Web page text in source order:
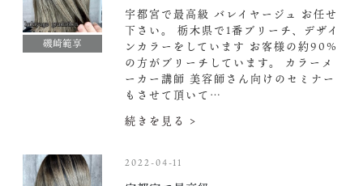
磯崎範享
宇都宮で最高級 バレイヤージュ お任せ
下さい。 栃木県で1番ブリーチ、デザイ
ンカラーをしています お客様の約90%
の方がブリーチしています。 カラーメ
ーカー講師 美容師さん向けのセミナー
もさせて頂いて…
続きを見る >
2022-04-11